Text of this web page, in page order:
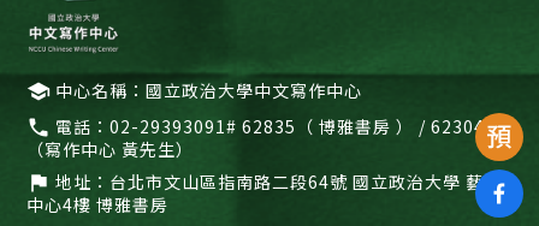
school 中心名稱：國立政治大學中文寫作中心
call 電話：02-29393091# 62835（ 博雅書房 ） / 62304
（寫作中心 黃先生）
flag 地址： 台北市文山區指南路二段64號 國立政治大學 藝文
中心4樓 博雅書房